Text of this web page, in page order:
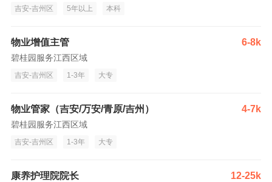
吉安-吉州区 5年以上 本科
物业增值主管 6-8k
碧桂园服务江西区域
吉安-吉州区 1-3年 大专
物业管家（吉安/万安/青原/吉州） 4-7k
碧桂园服务江西区域
吉安-吉州区 1-3年 大专
康养护理院院长 12-25k